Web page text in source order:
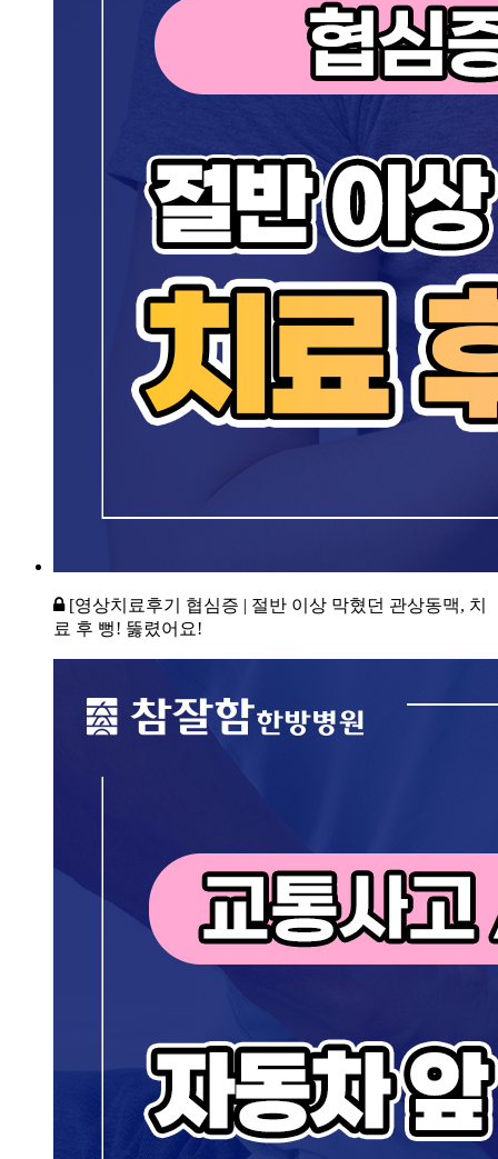
[영상치료후기 협심증 | 절반 이상 막혔던 관상동맥, 치
료 후 뻥! 뚫렸어요!